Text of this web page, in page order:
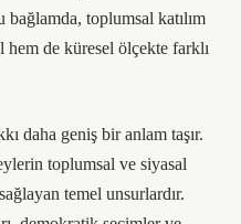
bağlamda, toplumsal katılım
hem de küresel ölçekte farklı
daha geniş bir anlam taşır.
toplumsal ve siyasal
temel unsurlardır.